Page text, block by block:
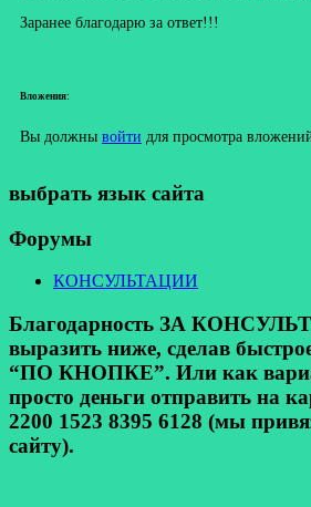
Заранее благодарю за ответ!!!
Вложения:
Вы должны войти для просмотра
выбрать язык сайта
Форумы
КОНСУЛЬТАЦИИ
Благодарность ЗА
выразить ниже, сделав
“ПО КНОПКЕ”. Или как
просто деньги отправить на
2200 1523 8395 6128 (мы
сайту).